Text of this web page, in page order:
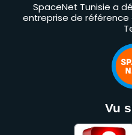
SpaceNet Tunisie a
entreprise de
Vu